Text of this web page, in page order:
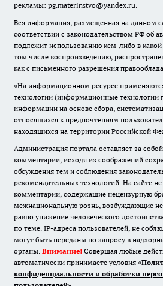
рекламы: pg.materinstvo@yandex.ru.
Вся информация, размещенная на данном
соответствии с законодательством РФ об
подлежит использованию кем-либо в
том числе воспроизведению,
как с письменного разрешения
«На информационном ресурсе
технологии (информационные технологии
информации на основе сбора,
относящихся к предпочтениям
находящихся на территории Российской
Администрация портала оставляет за
комментарии, исходя из соображений
обсуждения тем и соблюдения
рекомендательных технологий. На сайте
комментарии, содержащие нецензурную
межнациональную рознь, возбуждающие
равно унижение человеческого
по теме. IP-адреса пользователей, не
могут быть переданы по запросу в
органы. Внимание! Совершая любые
автоматически принимаете условия «
конфиденциальности и обработки